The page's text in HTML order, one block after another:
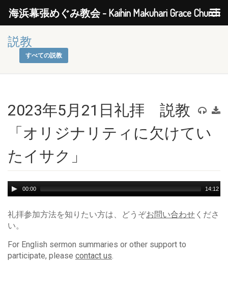
説教
すべての説教
2023年5月21日礼拝 説教
「オリジナリティに欠けてい
たイサク」
Audio
Player
00:00 14:12
礼拝参加方法を知りたい方は、どうぞお問い合わせ くださ
い。
For English sermon summaries or other support to
participate, please contact us.
海浜幕張めぐみ教会 - Kaihin Makuhari Grace Church